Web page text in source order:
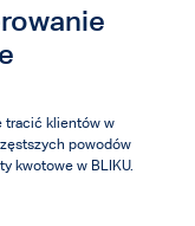
tracić klientów w
powodów
kwotowe w BLIKU.